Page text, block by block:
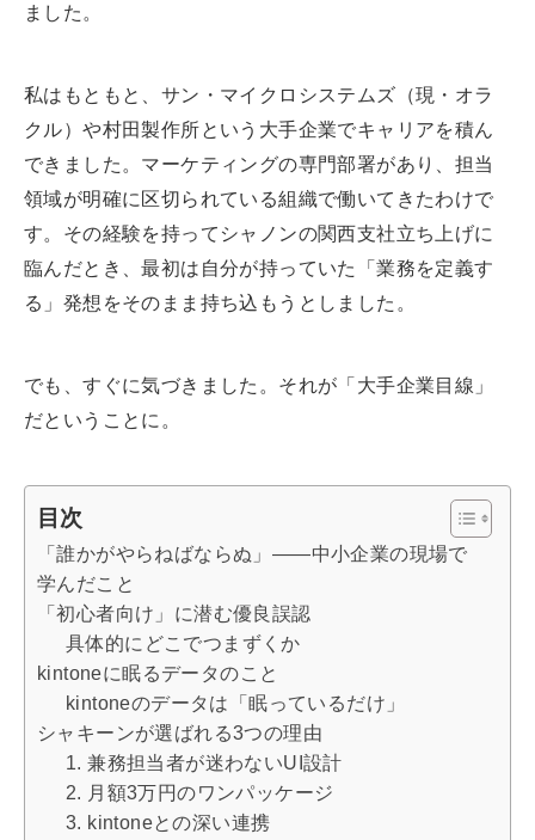
ました。
私はもともと、サン・マイクロシステムズ（現・オラ
クル）や村田製作所という大手企業でキャリアを積ん
できました。マーケティングの専門部署があり、担当
領域が明確に区切られている組織で働いてきたわけで
す。その経験を持ってシャノンの関西支社立ち上げに
臨んだとき、最初は自分が持っていた「業務を定義す
る」発想をそのまま持ち込もうとしました。
でも、すぐに気づきました。それが「大手企業目線」
だということに。
目次
「誰かがやらねばならぬ」——中小企業の現場で
学んだこと
「初心者向け」に潜む優良誤認
具体的にどこでつまずくか
kintoneに眠るデータのこと
kintoneのデータは「眠っているだけ」
シャキーンが選ばれる3つの理由
1. 兼務担当者が迷わないUI設計
2. 月額3万円のワンパッケージ
3. kintoneとの深い連携